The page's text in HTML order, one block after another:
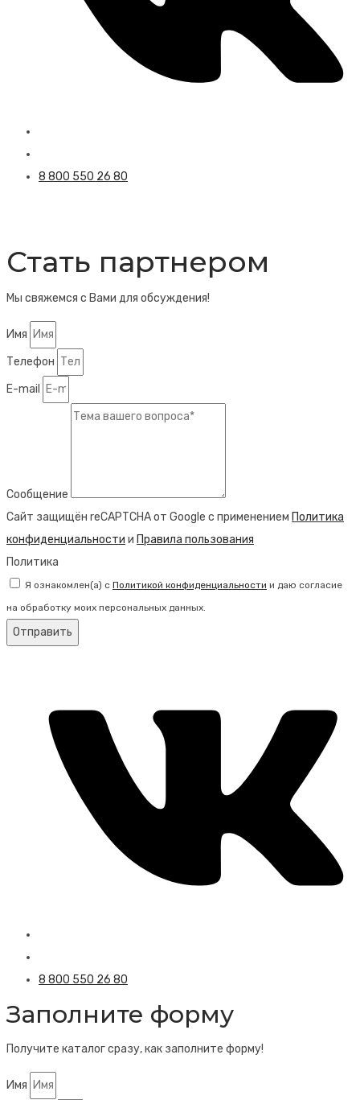
8 800 550 26 80
Стать партнером
Мы свяжемся с Вами для обсуждения!
Имя
Телефон
E-mail
Сообщение
Сайт защищён reCAPTCHA от Google с применением Политика
конфиденциальности и Правила пользования
Политика
Я ознакомлен(а) с Политикой конфиденциальности и даю согласие
на обработку моих персональных данных.
Отправить
8 800 550 26 80
Заполните форму
Получите каталог сразу, как заполните форму!
Имя